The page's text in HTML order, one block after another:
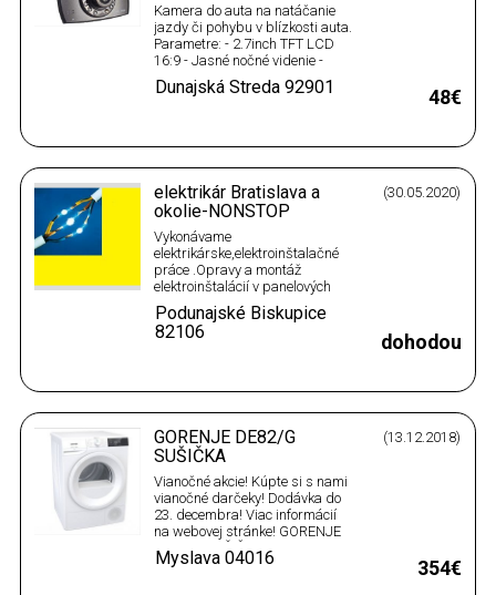
Kamera do auta na natáčanie
jazdy či pohybu v blízkosti auta.
Parametre: - 2.7inch TFT LCD
16:9 - Jasné nočné videnie -
Detektor pohybu – kamera
začne nahrávanie pri
Videoformát: AVI -
48€
Dunajská Streda 92901
elektrikár Bratislava a
okolie-NONSTOP
(30.05.2020)
Vykonávame
elektrikárske,elektroinštalačné
práce .Opravy a montáž
elektroinštalácií v panelových
bytoch a rodinných domoch
.Rôzne druhy opráv.Opravy
zásuviek a vypínačov,a ich
dohodou
Podunajské Biskupice
82106
GORENJE DE82/G
SUŠIČKA
(13.12.2018)
Vianočné akcie! Kúpte si s nami
vianočné darčeky! Dodávka do
23. decembra! Viac informácií
na webovej stránke! GORENJE
DE82/G SUŠIČKA
https://www.euroshopmarket.sk/gorenje-
354€
Myslava 04016